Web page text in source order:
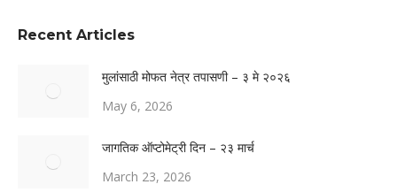
Recent Articles
मुलांसाठी मोफत नेत्र तपासणी – ३ मे २०२६
May 6, 2026
जागतिक ऑप्टोमेट्री दिन – २३ मार्च
March 23, 2026